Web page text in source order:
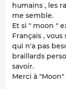
humains , les
me semble.
Et si " moon "
Français ,
qui n'a pas
braillards
savoir.
Merci à